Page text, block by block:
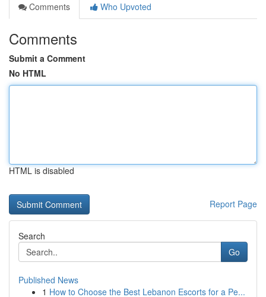
Comments
Who Upvoted
Comments
Submit a Comment
No HTML
HTML is disabled
Report Page
Search
Go
Published News
1 How to Choose the Best Lebanon Escorts for a Pe...